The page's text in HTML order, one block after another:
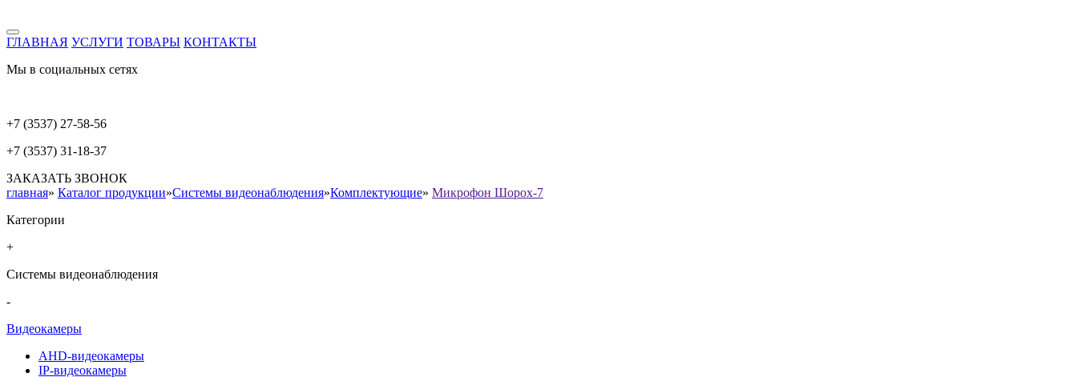
ГЛАВНАЯ УСЛУГИ ТОВАРЫ КОНТАКТЫ
Мы в социальных сетях
+7 (3537) 27-58-56
+7 (3537) 31-18-37
ЗАКАЗАТЬ ЗВОНОК
главная» Каталог продукции»Системы видеонаблюдения»Комплектующие» Микрофон Шорох-7
Категории
+
Системы видеонаблюдения
-
Видеокамеры
AHD-видеокамеры
IP-видеокамеры